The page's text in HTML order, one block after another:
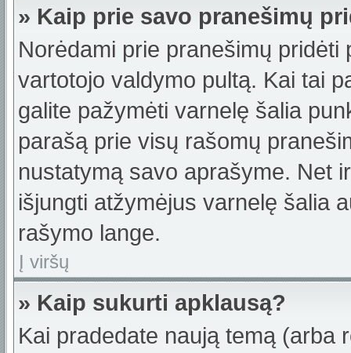
» Kaip prie savo pranešimų
Norėdami prie pranešimų
vartotojo valdymo pultą. Kai tai
galite pažymėti varnelę šalia
parašą prie visų rašomų
nustatymą savo aprašyme. Net
išjungti atžymėjus varnelę šalia
rašymo lange.
Į viršų
» Kaip sukurti apklausą?
Kai pradedate naują temą (arba